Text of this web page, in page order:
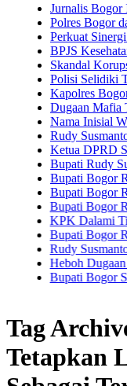
Bogor Ikuti
Bogor dan BMSN
Sinergi
Kesehatan:
Korupsi Minyak
Selidiki Temuan
Bogor AKBP
Mafia Tanah
Inisial WL Disebut
Susmanto
DPRD Sastra
Rudy Susmanto
Bogor Rudy
Bogor Rudy
Bogor Rudy
Dalami Tiga
Bogor Rudy
Susmanto Dorong
Dugaan TPP
Bogor Serukan
Tag
Tetapkan